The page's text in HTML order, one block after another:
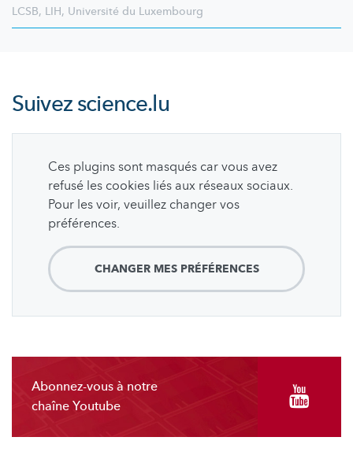
LCSB, LIH, Université du Luxembourg
Suivezscience.lu
Ces plugins sont masqués car vous avez
refusé les cookies liés aux réseaux sociaux.
Pour les voir, veuillez changer vos
préférences.
CHANGER MES PRÉFÉRENCES
Abonnez-vous à notre
chaîne Youtube